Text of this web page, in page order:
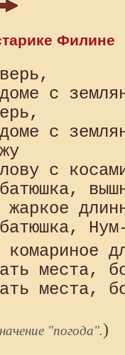
Филине
с
с
с
жаркое
места,
"погода".)